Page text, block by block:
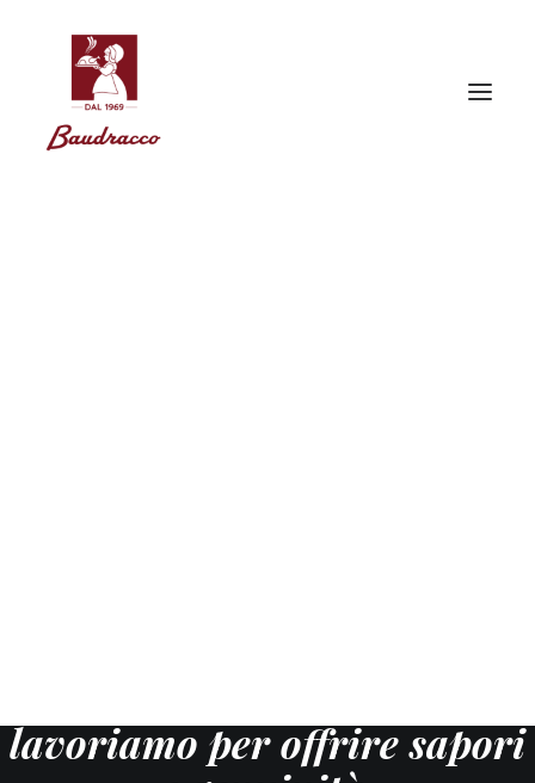
lavoriamo per offrire sapori